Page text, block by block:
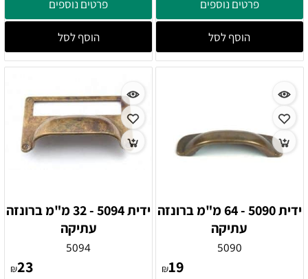
פרטים נוספים
הוסף לסל
פרטים נוספים
הוסף לסל
ידית 5090 - 64 מ"מ ברונזה
עתיקה
5090
₪19
ידית 5094 - 32 מ"מ ברונזה
עתיקה
5094
₪23